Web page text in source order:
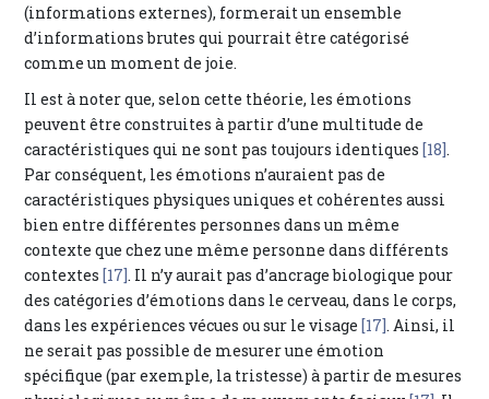
(informations externes), formerait un ensemble
d’informations brutes qui pourrait être catégorisé
comme un moment de joie.
Il est à noter que, selon cette théorie, les émotions
peuvent être construites à partir d’une multitude de
caractéristiques qui ne sont pas toujours identiques [18].
Par conséquent, les émotions n’auraient pas de
caractéristiques physiques uniques et cohérentes aussi
bien entre différentes personnes dans un même
contexte que chez une même personne dans différents
contextes [17]. Il n’y aurait pas d’ancrage biologique pour
des catégories d’émotions dans le cerveau, dans le corps,
dans les expériences vécues ou sur le visage [17]. Ainsi, il
ne serait pas possible de mesurer une émotion
spécifique (par exemple, la tristesse) à partir de mesures